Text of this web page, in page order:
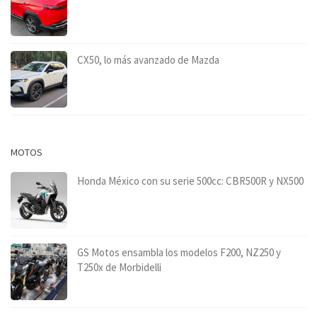
CX50, lo más avanzado de Mazda
MOTOS
Honda México con su serie 500cc: CBR500R y NX500
GS Motos ensambla los modelos F200, NZ250 y
T250x de Morbidelli